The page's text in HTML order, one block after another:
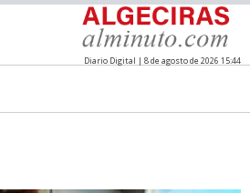
Diario Digital | 8 de agosto de 2026 15:44